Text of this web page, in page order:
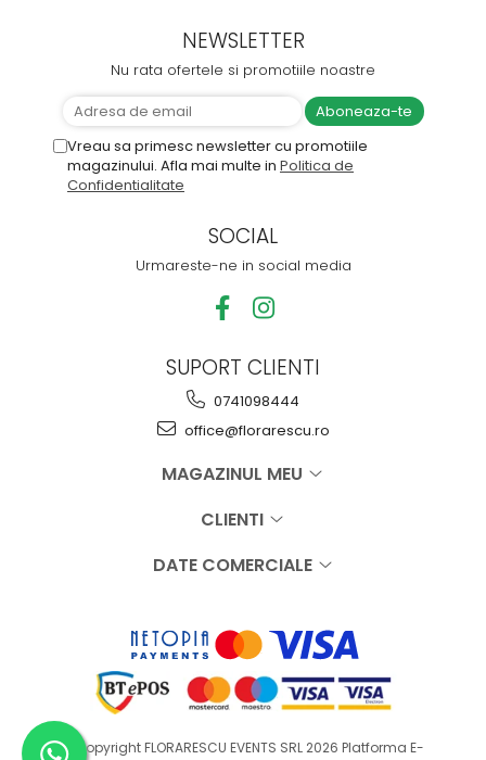
NEWSLETTER
Nu rata ofertele si promotiile noastre
Vreau sa primesc newsletter cu promotiile
magazinului. Afla mai multe in Politica de
Confidentialitate
SOCIAL
Urmareste-ne in social media
SUPORT CLIENTI
0741098444
office@florarescu.ro
MAGAZINUL MEU
CLIENTI
DATE COMERCIALE
©Copyright FLORARESCU EVENTS SRL 2026 Platforma E-